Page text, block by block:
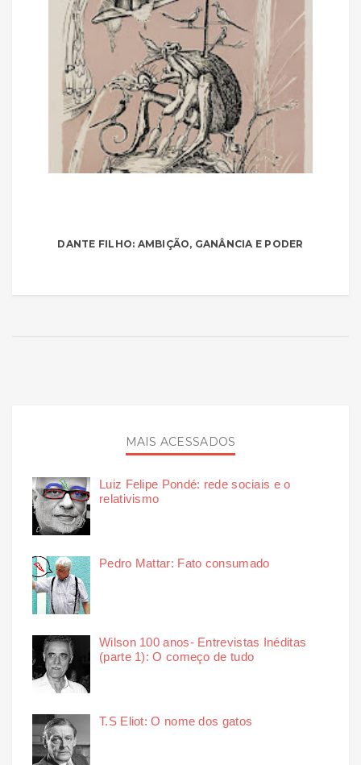
DANTE FILHO: AMBIÇÃO, GANÂNCIA E PODER
MAIS ACESSADOS
Luiz Felipe Pondé: rede sociais e o
relativismo
Pedro Mattar: Fato consumado
Wilson 100 anos- Entrevistas Inéditas
(parte 1): O começo de tudo
T.S Eliot: O nome dos gatos